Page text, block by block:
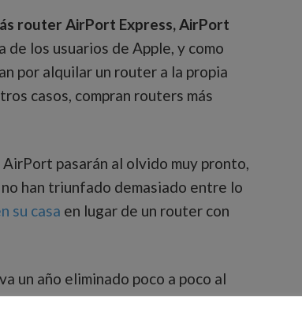
router AirPort Express, AirPort
de los usuarios de Apple, y como
por alquilar un router a la propia
casos, compran routers más
pasarán al olvido muy pronto,
han triunfado demasiado entre lo
su casa en lugar de un router con
un año eliminado poco a poco al
lo que no sabemos es si